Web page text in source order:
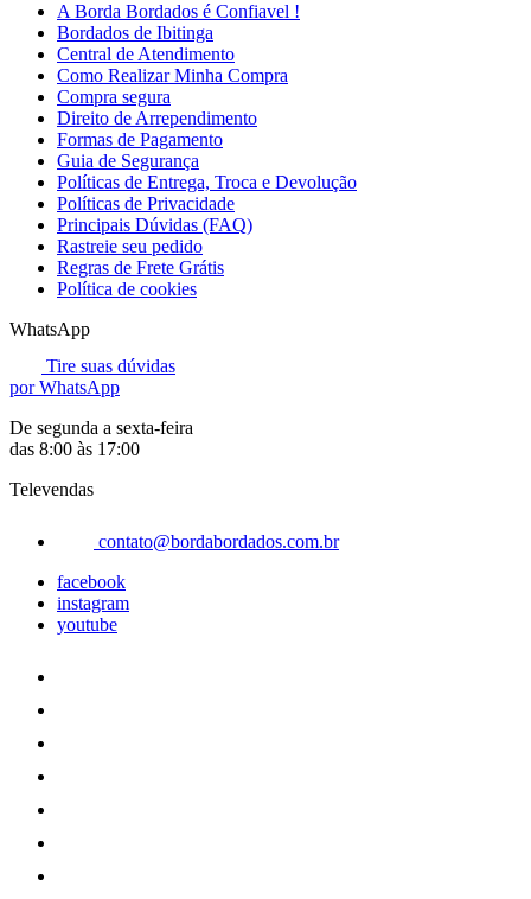
A Borda Bordados é Confiavel !
Bordados de Ibitinga
Central de Atendimento
Como Realizar Minha Compra
Compra segura
Direito de Arrependimento
Formas de Pagamento
Guia de Segurança
Políticas de Entrega, Troca e Devolução
Políticas de Privacidade
Principais Dúvidas (FAQ)
Rastreie seu pedido
Regras de Frete Grátis
Política de cookies
WhatsApp
Tire suas dúvidas
por WhatsApp
De segunda a sexta-feira
das 8:00 às 17:00
Televendas
contato@bordabordados.com.br
facebook
instagram
youtube